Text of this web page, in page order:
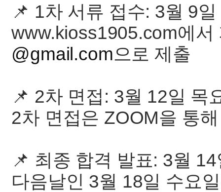
📌 1차 서류 접수: 3월 9
www.kioss1905.com에
@gmail.com으로 제출
📌 2차 면접: 3월 12일 목
2차 면접은 ZOOM을 통
📌 최종 합격 발표: 3월
다음날인 3월 18일 수요